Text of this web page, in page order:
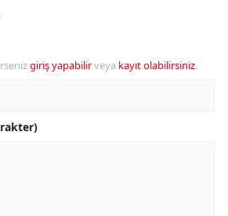
giriş yapabilirveya kayıt olabilirsiniz.